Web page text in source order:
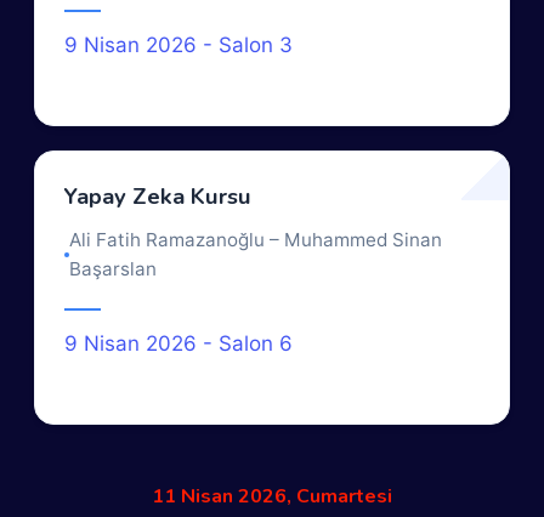
9 Nisan 2026 - Salon 3
Yapay Zeka Kursu
Ali Fatih Ramazanoğlu – Muhammed Sinan
Başarslan
9 Nisan 2026 - Salon 6
11 Nisan 2026, Cumartesi